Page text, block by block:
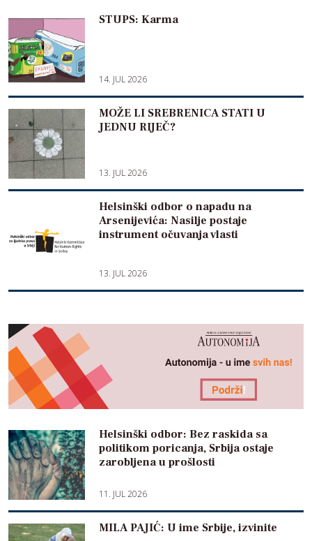
STUPS: Karma
14. JUL 2026
MOŽE LI SREBRENICA STATI U
JEDNU RIJEČ?
13. JUL 2026
Helsinški odbor o napadu na
Arsenijevića: Nasilje postaje
instrument očuvanja vlasti
13. JUL 2026
Helsinški odbor: Bez raskida sa
politikom poricanja, Srbija ostaje
zarobljena u prošlosti
11. JUL 2026
MILA PAJIĆ: U ime Srbije, izvinite